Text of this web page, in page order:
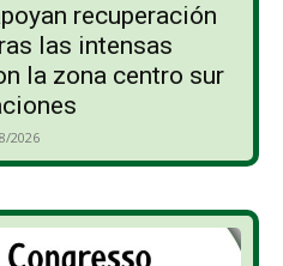
recuperación
las intensas
la zona centro sur
2026